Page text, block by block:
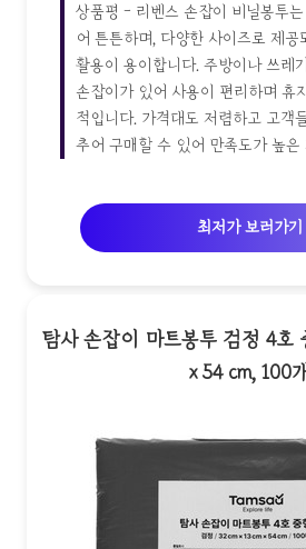
상품평 - 리벤스 손잡이 비닐봉투는
어 튼튼하며, 다양한 사이즈로 제공
활용이 용이합니다. 주방이나 쓰레
손잡이가 있어 사용이 편리하며 휴
적입니다. 가격대도 저렴하고 고객
추어 구매할 수 있어 만족도가 높은
최저가 보러가기
탐사 손잡이 마트봉투 검정 4호
x 54 cm, 100